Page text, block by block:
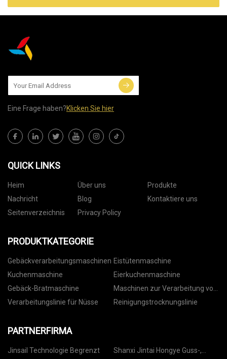
Eine Frage haben?Klicken Sie hier
QUICK LINKS
Heim Über uns
Produkte
Nachricht
Blog
Kontaktiere uns
Seitenverzeichnis
Privacy Policy
PRODUKTKATEGORIE
Gebäckverarbeitungsmaschinen Eistütenmaschine
Kuchenmaschine
Eierkuchenmaschine
Gebäck-Bratmaschine
Maschinen zur Verarbeitung von
Nüssen
Verarbeitungslinie für Nüsse Reinigungstrocknungslinie
PARTNERFIRMA
Jinsail Technologie Begrenzt
Shanxi Jintai Hongye Guss-,